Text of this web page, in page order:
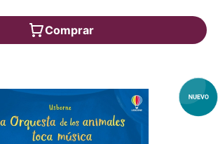
Comprar